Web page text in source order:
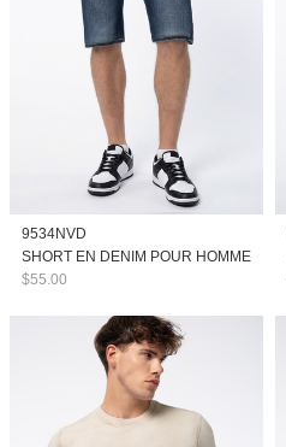
9534NVD
SHORT EN DENIM POUR HOMME
$55.00